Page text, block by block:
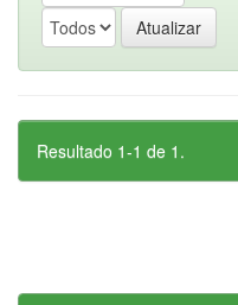
Resultado 1-1 de 1.